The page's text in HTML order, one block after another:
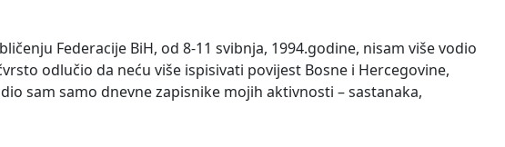
Federacije BiH, od 8-11 svibnja, 1994.godine, nisam više vodio
odlučio da neću više ispisivati povijest Bosne i Hercegovine,
sam samo dnevne zapisnike mojih aktivnosti – sastanaka,